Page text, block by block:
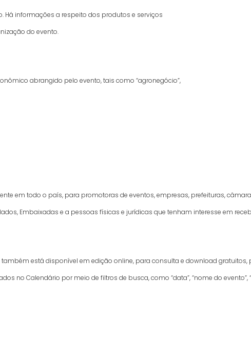
Há informações a respeito dos produtos e serviços
do evento.
abrangido pelo evento, tais como “agronegócio”,
em todo o país, para promotoras de eventos, empresas, prefeituras,
Embaixadas e a pessoas físicas e jurídicas que tenham interesse em
está disponível em edição online, para consulta e download gratuitos,
no Calendário por meio de filtros de busca, como “data”, “nome do evento”,